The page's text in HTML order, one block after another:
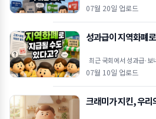
버리지 상장지수펀드(ETF)
07월 20일 업로드
성과급이 지역화폐
최근 국회에서 성과급·보
수 있도록 하는 내용의 근
07월 10일 업로드
크래미가 지킨, 우리